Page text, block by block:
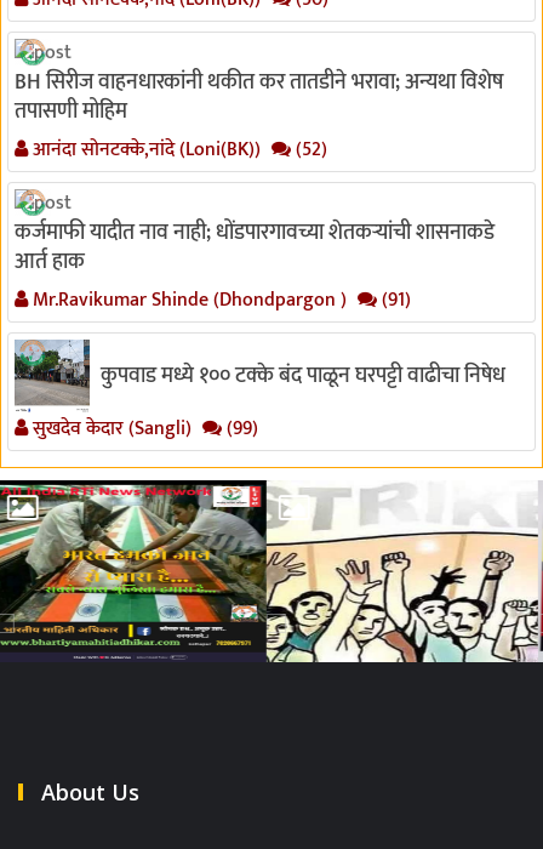
BH सिरीज वाहनधारकांनी थकीत कर तातडीने भरावा; अन्यथा विशेष
तपासणी मोहिम
आनंदा सोनटक्के,नांदे (Loni(BK)) (52)
कर्जमाफी यादीत नाव नाही; धोंडपारगावच्या शेतकऱ्यांची शासनाकडे
आर्त हाक
Mr.Ravikumar Shinde (Dhondpargon ) (91)
कुपवाड मध्ये १०० टक्के बंद पाळून घरपट्टी वाढीचा निषेध
सुखदेव केदार (Sangli) (99)
About Us